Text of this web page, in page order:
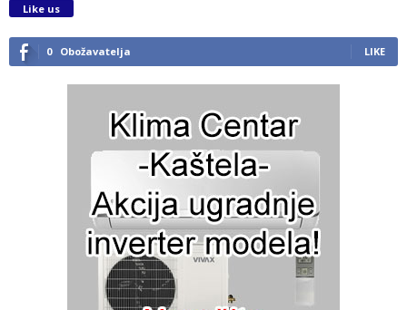
Like us
0 Obožavatelja LIKE